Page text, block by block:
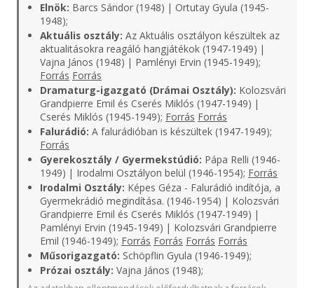
Elnök: Barcs Sándor (1948) | Ortutay Gyula (1945-
1948);
Aktuális osztály: Az Aktuális osztályon készültek az
aktualitásokra reagáló hangjátékok (1947-1949) |
Vajna János (1948) | Pamlényi Ervin (1945-1949);
Forrás Forrás
Dramaturg-igazgató (Drámai Osztály): Kolozsvári
Grandpierre Emil és Cserés Miklós (1947-1949) |
Cserés Miklós (1945-1949); Forrás Forrás
Falurádió: A falurádióban is készültek (1947-1949);
Forrás
Gyerekosztály / Gyermekstúdió: Pápa Relli (1946-
1949) | Irodalmi Osztályon belül (1946-1954); Forrás
Irodalmi Osztály: Képes Géza - Falurádió indítója, a
Gyermekrádió megindítása. (1946-1954) | Kolozsvári
Grandpierre Emil és Cserés Miklós (1947-1949) |
Pamlényi Ervin (1945-1949) | Kolozsvári Grandpierre
Emil (1946-1949); Forrás Forrás Forrás Forrás
Műsorigazgató: Schöpflin Gyula (1946-1949);
Prózai osztály: Vajna János (1948);